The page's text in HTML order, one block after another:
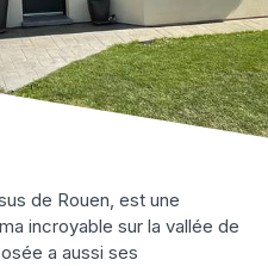
de Rouen, est une
incroyable sur la vallée de
a aussi ses